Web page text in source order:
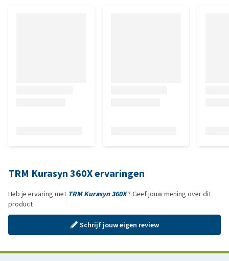
TRM Kurasyn 360X ervaringen
Heb je ervaring met TRM Kurasyn 360X? Geef jouw mening over dit
product
Schrijf jouw eigen review